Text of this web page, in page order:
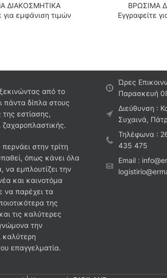
ΔΙΑΚΟΣΜΗΤΙΚΑ
για εμφάνιση τιμών
ΒΡΩΣΙΜΑ
Εγγραφείτε
από το
πάντα δίπλα στους
της εστίασης,
ζαχαροπλαστικής.
στην τρίτη
όπως κάνει όλα
να εμπλουτίζει την
και καινοτόμα
να παρέχει τα
της
τις καλύτερες
την
καλύτερη
επαγγελματία.
Ώρες
Παρασκευή
Διεύθυνση :
Συχαινά,
Τηλέφωνα :
435 475
Email :